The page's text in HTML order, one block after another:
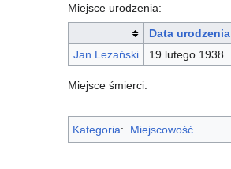
Miejsce urodzenia:
Data urodzenia
Jan Leżański
19 lutego 1938
Miejsce śmierci:
Kategoria: Miejscowość